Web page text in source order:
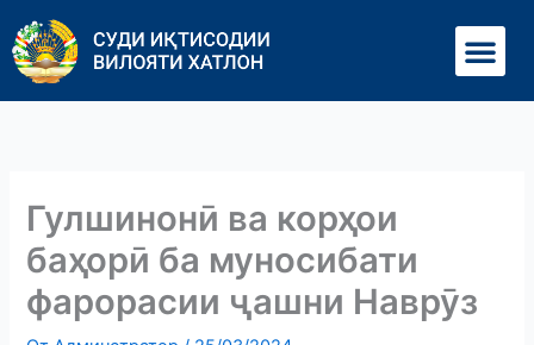
содержимому
Гулшинонӣ ва корҳои
баҳорӣ ба муносибати
фарорасии ҷашни Наврӯз